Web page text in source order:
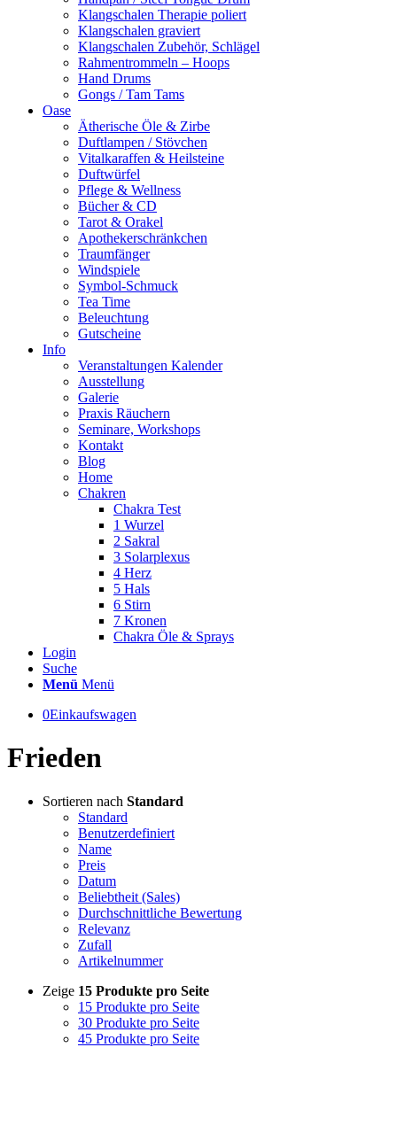
Klangschalen Therapie poliert
Klangschalen graviert
Klangschalen Zubehör, Schlägel
Rahmentrommeln – Hoops
Hand Drums
Gongs / Tam Tams
Oase
Ätherische Öle & Zirbe
Duftlampen / Stövchen
Vitalkaraffen & Heilsteine
Duftwürfel
Pflege & Wellness
Bücher & CD
Tarot & Orakel
Apothekerschränkchen
Traumfänger
Windspiele
Symbol-Schmuck
Tea Time
Beleuchtung
Gutscheine
Info
Veranstaltungen Kalender
Ausstellung
Galerie
Praxis Räuchern
Seminare, Workshops
Kontakt
Blog
Home
Chakren
Chakra Test
1 Wurzel
2 Sakral
3 Solarplexus
4 Herz
5 Hals
6 Stirn
7 Kronen
Chakra Öle & Sprays
Login
Suche
Menü Menü
0Einkaufswagen
Frieden
Sortieren nach Standard
Standard
Benutzerdefiniert
Name
Preis
Datum
Beliebtheit (Sales)
Durchschnittliche Bewertung
Relevanz
Zufall
Artikelnummer
Zeige 15 Produkte pro Seite
15 Produkte pro Seite
30 Produkte pro Seite
45 Produkte pro Seite